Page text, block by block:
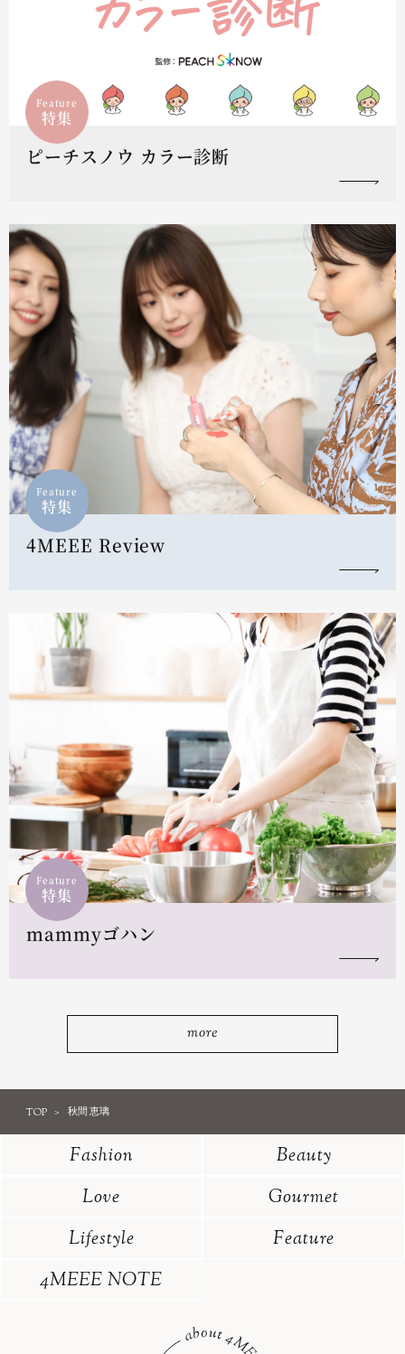
Feature
特集
ピーチスノウ カラー診断
Feature
特集
4MEEE Review
Feature
特集
mammyゴハン
more
TOP 秋間 恵璃
Fashion
Beauty
Love
Gourmet
Lifestyle
Feature
4MEEE NOTE